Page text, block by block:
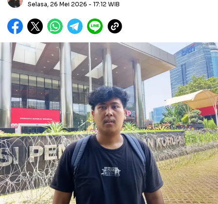
Selasa, 26 Mei 2026 - 17:12 WIB